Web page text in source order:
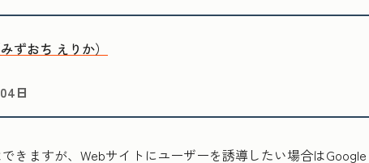
ずおち えりか）
日
きますが、Webサイトにユーザーを誘導したい場合は